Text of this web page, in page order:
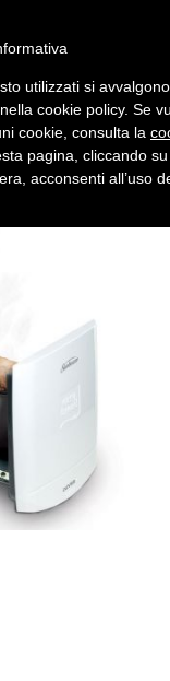
farina
utilizzati si
cookie policy. Se
cookie, consulta la
pagina, cliccando
acconsenti all’uso